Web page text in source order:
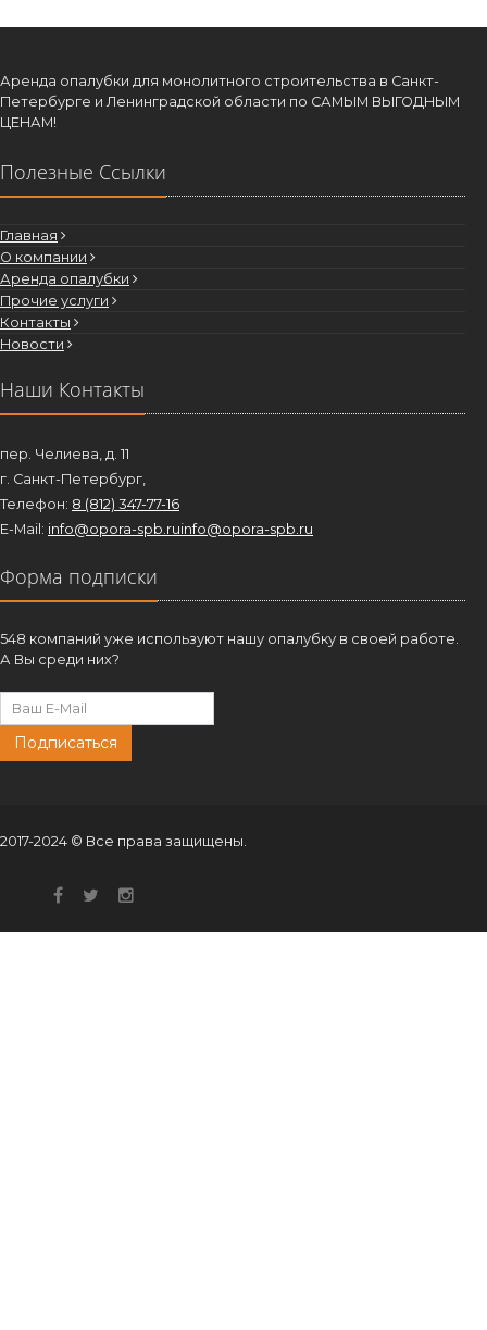
Аренда опалубки для монолитного строительства в Санкт-
Петербурге и Ленинградской области по САМЫМ ВЫГОДНЫМ
ЦЕНАМ!
Полезные Ссылки
Главная
О компании
Аренда опалубки
Прочие услуги
Контакты
Новости
Наши Контакты
пер. Челиева, д. 11
г. Санкт-Петербург,
Телефон: 8 (812) 347-77-16
E-Mail: info@opora-spb.ruinfo@opora-spb.ru
Форма подписки
548 компаний уже используют нашу опалубку в своей работе.
А Вы среди них?
Подписаться
2017-2024 © Все права защищены.